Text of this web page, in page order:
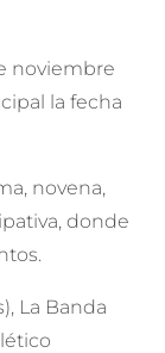
noviembre
la fecha
novena,
donde
La Banda